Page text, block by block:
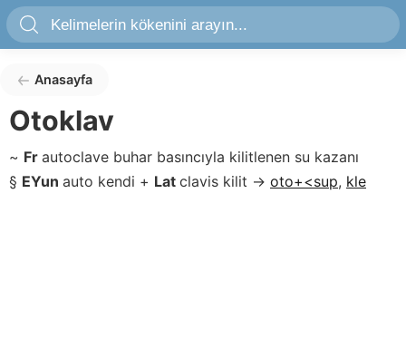
Anasayfa
Otoklav
~ Fr autoclave buhar basıncıyla kilitlenen su kazanı
§ EYun auto kendi + Lat clavis kilit → oto+<sup, kle